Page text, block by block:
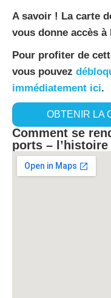
A savoir ! La carte
vous donne accès
Pour profiter de
vous pouvez
immédiatement ici.
OBTENIR LA
Comment se
ports – l’histoire